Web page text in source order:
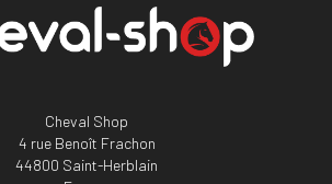
Cheval Shop
4 rue Benoît Frachon
44800 Saint-Herblain